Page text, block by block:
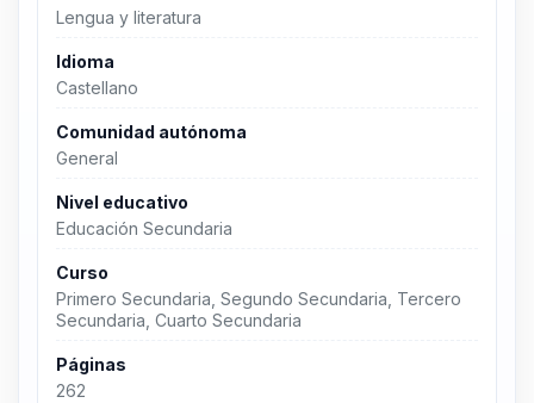
Lengua y literatura
Idioma
Castellano
Comunidad autónoma
General
Nivel educativo
Educación Secundaria
Curso
Primero Secundaria, Segundo Secundaria, Tercero
Secundaria, Cuarto Secundaria
Páginas
262